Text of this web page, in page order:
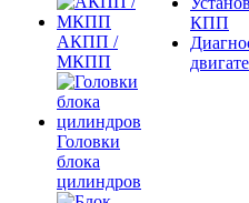
АКПП /
МКПП
Головки
блока
цилиндров
КПП